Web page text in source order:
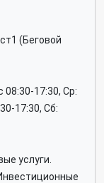
(Беговой
08:30-17:30, Ср:
17:30, Сб:
услуги.